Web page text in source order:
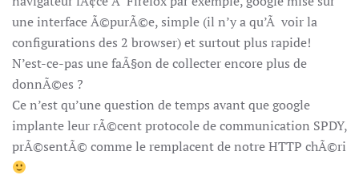
une interface Ã©purÃ©e, simple (il n’y a qu’Ã voir la
configurations des 2 browser) et surtout plus rapide!
N’est-ce-pas une faÃ§on de collecter encore plus de
donnÃ©es ?
Ce n’est qu’une question de temps avant que google
implante leur rÃ©cent protocole de communication SPDY,
prÃ©sentÃ© comme le remplacent de notre HTTP chÃ©ri